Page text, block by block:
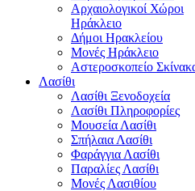
Αρχαιολογικοί Χώροι
Ηράκλειο
Δήμοι Ηρακλείου
Μονές Ηράκλειο
Αστεροσκοπείο
Λασίθι
Λασίθι Ξενοδοχεία
Λασίθι Πληροφορίες
Μουσεία Λασίθι
Σπήλαια Λασίθι
Φαράγγια Λασίθι
Παραλίες Λασίθι
Μονές Λασιθίου